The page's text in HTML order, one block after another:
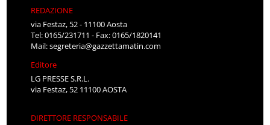
REDAZIONE
via Festaz, 52 - 11100 Aosta
Tel: 0165/231711 - Fax: 0165/1820141
Mail:segreteria@gazzettamatin.com
Editore
LG PRESSE S.R.L.
via Festaz, 52 11100 AOSTA
DIRETTORE RESPONSABILE